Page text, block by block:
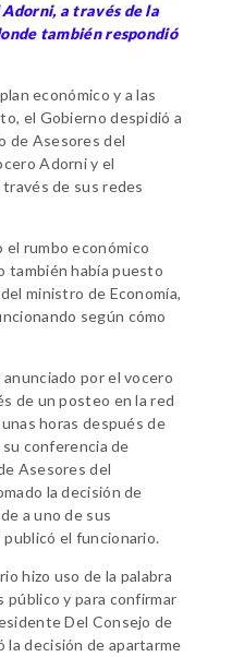
a través de la
también respondió
económico y a las
el Gobierno despidió a
de Asesores del
Adorni y el
de sus redes
el rumbo económico
también había puesto
ministro de Economía,
según cómo
por el vocero
de un posteo en la red
horas después de
conferencia de
Asesores del
la decisión de
a uno de sus
publicó el funcionario.
hizo uso de la palabra
público y para confirmar
Del Consejo de
la decisión de apartarme